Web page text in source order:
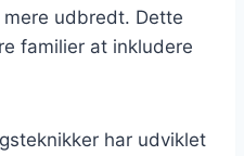
udbredt. Dette
familier at inkludere
har udviklet